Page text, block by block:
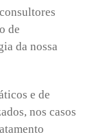
de
da nossa
e de
nos casos